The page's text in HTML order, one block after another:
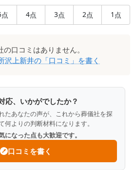
点 4点 3点 2点 1 点
の口コミはありません。
沢上新井の「口コミ」を書く
応、いかがでしたか？
たあなたの声が、これから葬儀社を探
何よりの判断材料になります。
になった点も大歓迎です。
口コミを書く